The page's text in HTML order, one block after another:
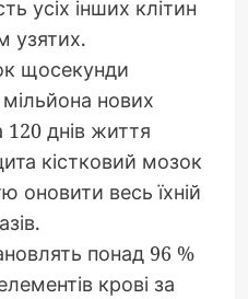
усіх інших клітин
узятих.
щосекунди
нових
120 днів життя
кістковий мозок
оновити весь їхній
понад 96 %
крові за